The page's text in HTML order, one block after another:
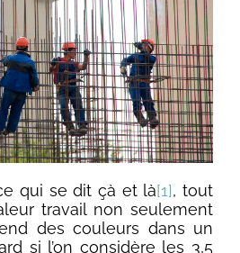
qui se dit çà et là[1], tout
travail non seulement
des couleurs dans un
si l’on considère les 3,5